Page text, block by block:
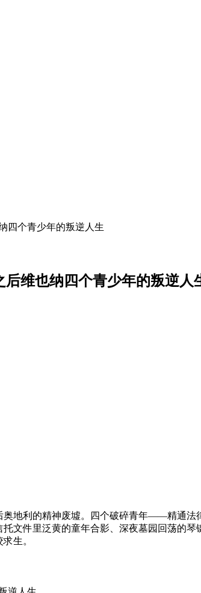
四个青少年的叛逆人生
后维也纳四个青少年的叛逆人
地利的精神废墟。四个破碎青年——精通
文件里泛黄的童年合影、深夜墓园回荡的
生。